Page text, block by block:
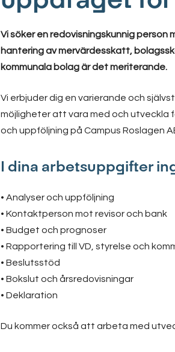
Vi söker en redovisningskunnig
hantering av mervärdesskatt,
kommunala bolag är det meriterande.
Vi erbjuder dig en varierande och
möjligheter att vara med och utveckla
och uppföljning på Campus Roslagen
I dina arbetsuppgifter
• Analyser och uppföljning
• Kontaktperson mot revisor och bank
• Budget och prognoser
• Rapportering till VD, styrelse och
• Beslutsstöd
• Bokslut och årsredovisningar
• Deklaration
Du kommer också att arbeta med